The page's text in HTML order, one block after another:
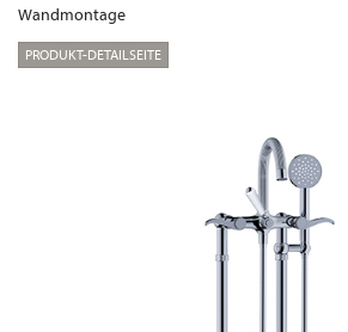
Wandmontage
PRODUKT-DETAILSEITE